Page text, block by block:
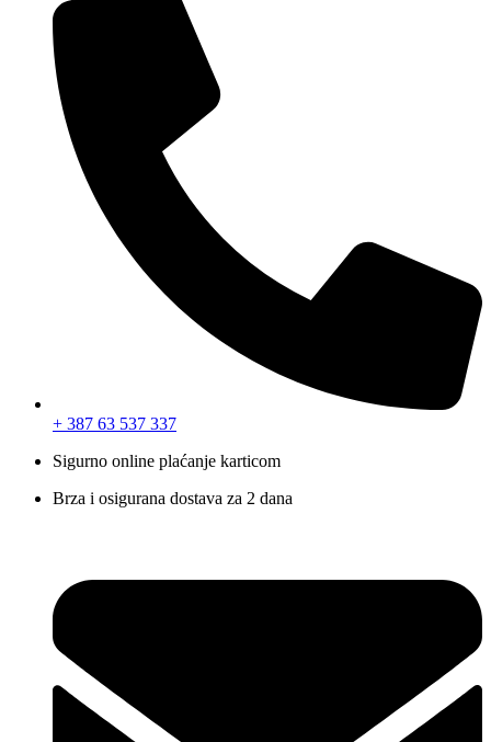
+ 387 63 537 337
Sigurno online plaćanje karticom
Brza i osigurana dostava za 2 dana